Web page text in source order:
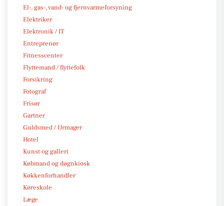
El-, gas-, vand- og fjernvarmeforsyning
Elektriker
Elektronik / IT
Entreprenør
Fitnesscenter
Flyttemand / flyttefolk
Forsikring
Fotograf
Frisør
Gartner
Guldsmed / Urmager
Hotel
Kunst og galleri
Købmand og døgnkiosk
Køkkenforhandler
Køreskole
Læge